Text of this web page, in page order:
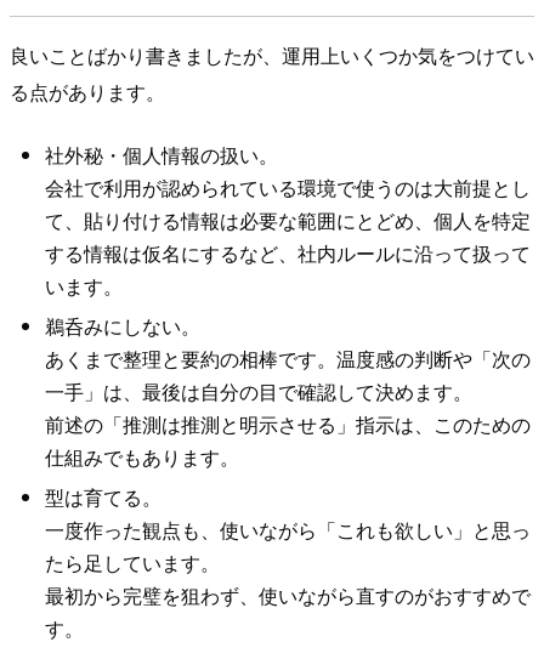
良いことばかり書きましたが、運用上いくつか気をつけてい
る点があります。
社外秘・個人情報の扱い。
会社で利用が認められている環境で使うのは大前提とし
て、貼り付ける情報は必要な範囲にとどめ、個人を特定
する情報は仮名にするなど、社内ルールに沿って扱って
います。
鵜呑みにしない。
あくまで整理と要約の相棒です。温度感の判断や「次の
一手」は、最後は自分の目で確認して決めます。
前述の「推測は推測と明示させる」指示は、このための
仕組みでもあります。
型は育てる。
一度作った観点も、使いながら「これも欲しい」と思っ
たら足しています。
最初から完璧を狙わず、使いながら直すのがおすすめで
す。